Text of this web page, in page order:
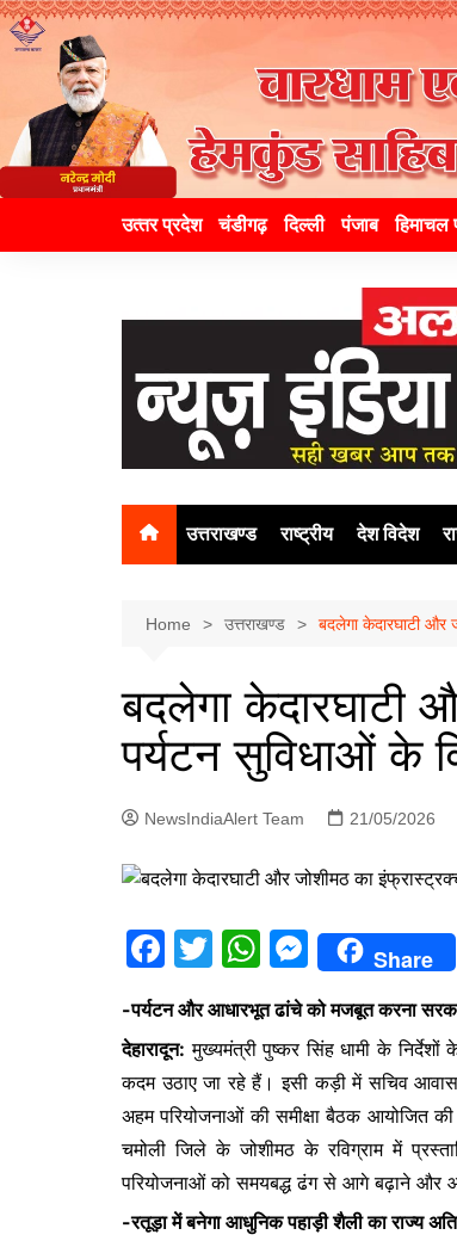
उत्‍तर प्रदेश चंडीगढ़ दिल्ली पंजाब हिमाचल
उत्तराखण्ड राष्ट्रीय देश विदेश
Home उत्तराखण्ड बदलेगा केदारघाटी और
बदलेगा केदारघाटी
पर्यटन सुविधाओं के
NewsIndiaAlert Team 21/05/2026
F
c
e
b
o
o
k
T
itt
er
W
at
s
A
p
p
M
e
s
s
e
n
g
er
Share
-पर्यटन और आधारभूत ढांचे को मजबूत करना
देहारादून: मुख्यमंत्री पुष्कर सिंह धामी के
कदम उठाए जा रहे हैं। इसी कड़ी में सचिव आवास
अहम परियोजनाओं की समीक्षा बैठक आयोजित
चमोली जिले के जोशीमठ के रविग्राम में
परियोजनाओं को समयबद्ध ढंग से आगे बढ़ाने और
-रतूड़ा में बनेगा आधुनिक पहाड़ी शैली का राज्य